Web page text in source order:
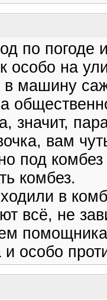
по погоде
особо на
в машину
значит,
вам
под
комбез.
в
всё, не
и особо